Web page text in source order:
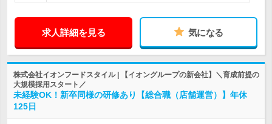
求人詳細を見る 気になる
株式会社イオンフードスタイル | 【イオングループの新会社】＼育成前提の
大規模採用スタート／
未経験OK！新卒同様の研修あり【総合職（店舗運営）】年休
125日